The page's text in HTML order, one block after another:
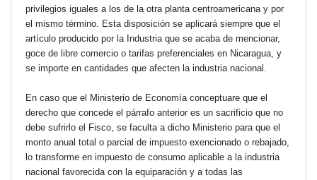
privilegios iguales a los de la otra planta centroamericana y por
el mismo término. Esta disposición se aplicará siempre que el
artículo producido por la Industria que se acaba de mencionar,
goce de libre comercio o tarifas preferenciales en Nicaragua, y
se importe en cantidades que afecten la industria nacional.
En caso que el Ministerio de Economía conceptuare que el
derecho que concede el párrafo anterior es un sacrificio que no
debe sufrirlo el Fisco, se faculta a dicho Ministerio para que el
monto anual total o parcial de impuesto exencionado o rebajado,
lo transforme en impuesto de consumo aplicable a la industria
nacional favorecida con la equiparación y a todas las